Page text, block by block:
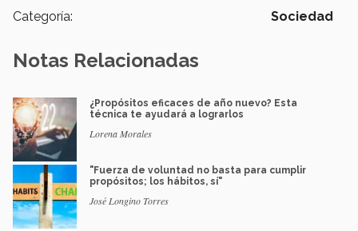
Categoría: Sociedad
Notas Relacionadas
¿Propósitos eficaces de año nuevo? Esta
técnica te ayudará a lograrlos
Lorena Morales
"Fuerza de voluntad no basta para cumplir
propósitos; los hábitos, sí"
José Longino Torres